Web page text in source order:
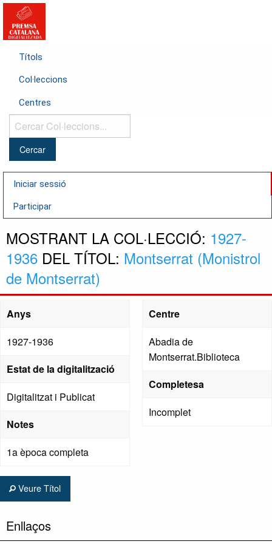
Títols
Col·leccions
Centres
Cercar
Col·leccions...
Iniciar sessió
Participar
MOSTRANT LA COL·LECCIÓ: 1927-
1936 DEL TÍTOL: Montserrat (Monistrol
de Montserrat)
Anys
1927-1936
Estat de la digitalització
Digitalitzat i Publicat
Notes
1a època completa
Centre
Abadia de
Montserrat.Biblioteca
Completesa
Incomplet
Veure Títol
Enllaços